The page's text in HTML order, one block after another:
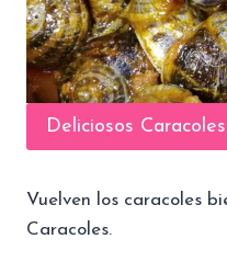
Deliciosos Caracoles
Vuelven los caracoles
Caracoles.